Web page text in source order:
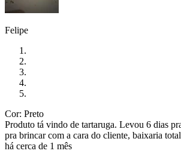
Felipe
Cor: Preto
Produto tá vindo de tartaruga. Levou 6 dias
pra brincar com a cara do cliente, baixaria
há cerca de 1 mês